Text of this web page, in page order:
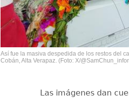
Así fue la masiva despedida de los restos del
Cobán, Alta Verapaz. (Foto: X/
Las imágenes dan